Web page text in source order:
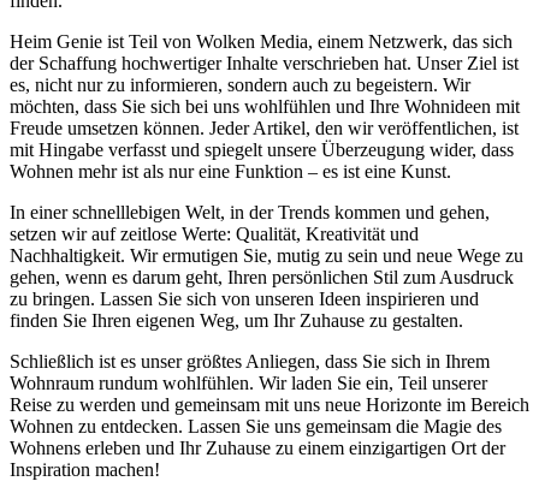
Heim Genie ist Teil von Wolken Media, einem Netzwerk, das sich
der Schaffung hochwertiger Inhalte verschrieben hat. Unser Ziel ist
es, nicht nur zu informieren, sondern auch zu begeistern. Wir
möchten, dass Sie sich bei uns wohlfühlen und Ihre Wohnideen mit
Freude umsetzen können. Jeder Artikel, den wir veröffentlichen, ist
mit Hingabe verfasst und spiegelt unsere Überzeugung wider, dass
Wohnen mehr ist als nur eine Funktion – es ist eine Kunst.
In einer schnelllebigen Welt, in der Trends kommen und gehen,
setzen wir auf zeitlose Werte: Qualität, Kreativität und
Nachhaltigkeit. Wir ermutigen Sie, mutig zu sein und neue Wege zu
gehen, wenn es darum geht, Ihren persönlichen Stil zum Ausdruck
zu bringen. Lassen Sie sich von unseren Ideen inspirieren und
finden Sie Ihren eigenen Weg, um Ihr Zuhause zu gestalten.
Schließlich ist es unser größtes Anliegen, dass Sie sich in Ihrem
Wohnraum rundum wohlfühlen. Wir laden Sie ein, Teil unserer
Reise zu werden und gemeinsam mit uns neue Horizonte im Bereich
Wohnen zu entdecken. Lassen Sie uns gemeinsam die Magie des
Wohnens erleben und Ihr Zuhause zu einem einzigartigen Ort der
Inspiration machen!